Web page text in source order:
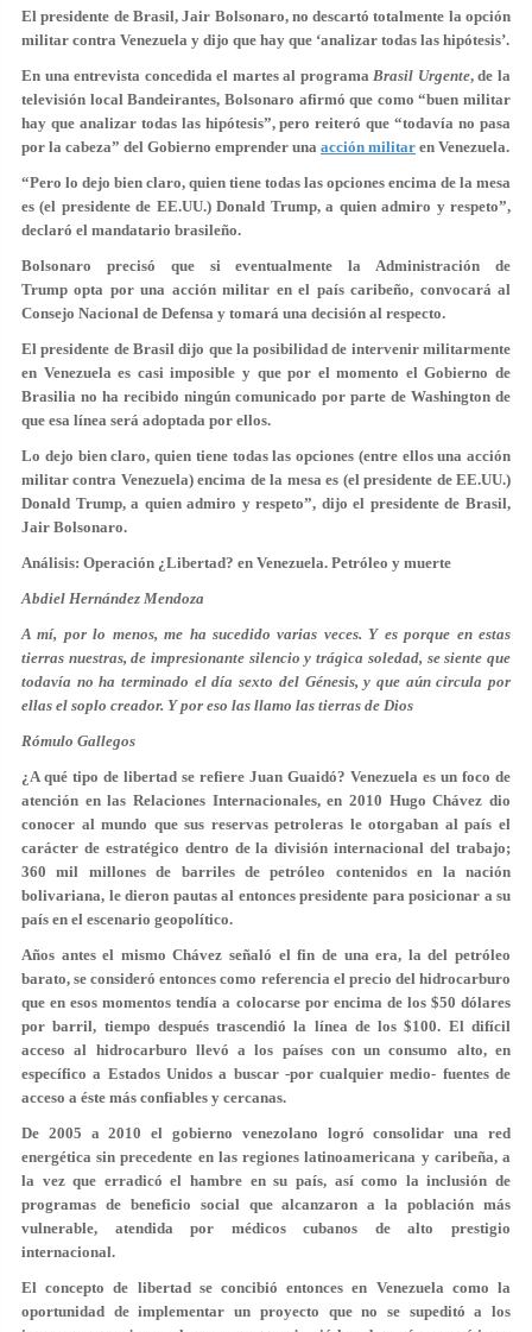
El presidente de Brasil, Jair Bolsonaro, no descartó totalmente la opción
militar contra Venezuela y dijo que hay que ‘analizar todas las hipótesis’.
En una entrevista concedida el martes al programaBrasil Urgente, de la
televisión local Bandeirantes, Bolsonaro afirmó que como “buen militar
hay que analizar todas las hipótesis”, pero reiteró que “todavía no pasa
por la cabeza” del Gobierno emprender una acción militar en Venezuela.
“Pero lo dejo bien claro, quien tiene todas las opciones encima de la mesa
es (el presidente de EE.UU.) Donald Trump, a quien admiro y respeto”,
declaró el mandatario brasileño.
Bolsonaro precisó que si eventualmente la Administración de
Trump opta por una acción militar en el país caribeño, convocará al
Consejo Nacional de Defensa y tomará una decisión al respecto.
El presidente de Brasil dijo que la posibilidad de intervenir militarmente
en Venezuela es casi imposible y que por el momento el Gobierno de
Brasilia no ha recibido ningún comunicado por parte de Washington de
que esa línea será adoptada por ellos.
Lo dejo bien claro, quien tiene todas las opciones (entre ellos una acción
militar contra Venezuela) encima de la mesa es (el presidente de EE.UU.)
Donald Trump, a quien admiro y respeto”, dijo el presidente de Brasil,
Jair Bolsonaro.
Análisis: Operación ¿Libertad? en Venezuela. Petróleo y muerte
Abdiel Hernández Mendoza
A mí, por lo menos, me ha sucedido varias veces. Y es porque en estas
tierras nuestras, de impresionante silencio y trágica soledad, se siente que
todavía no ha terminado el día sexto del Génesis, y que aún circula por
ellas el soplo creador. Y por eso las llamo las tierras de Dios
Rómulo Gallegos
¿A qué tipo de libertad se refiere Juan Guaidó? Venezuela es un foco de
atención en las Relaciones Internacionales, en 2010 Hugo Chávez dio
conocer al mundo que sus reservas petroleras le otorgaban al país el
carácter de estratégico dentro de la división internacional del trabajo;
360 mil millones de barriles de petróleo contenidos en la nación
bolivariana, le dieron pautas al entonces presidente para posicionar a su
país en el escenario geopolítico.
Años antes el mismo Chávez señaló el fin de una era, la del petróleo
barato, se consideró entonces como referencia el precio del hidrocarburo
que en esos momentos tendía a colocarse por encima de los $50 dólares
por barril, tiempo después trascendió la línea de los $100. El difícil
acceso al hidrocarburo llevó a los países con un consumo alto, en
específico a Estados Unidos a buscar -por cualquier medio- fuentes de
acceso a éste más confiables y cercanas.
De 2005 a 2010 el gobierno venezolano logró consolidar una red
energética sin precedente en las regiones latinoamericana y caribeña, a
la vez que erradicó el hambre en su país, así como la inclusión de
programas de beneficio social que alcanzaron a la población más
vulnerable, atendida por médicos cubanos de alto prestigio
internacional.
El concepto de libertad se concibió entonces en Venezuela como la
oportunidad de implementar un proyecto que no se supeditó a los